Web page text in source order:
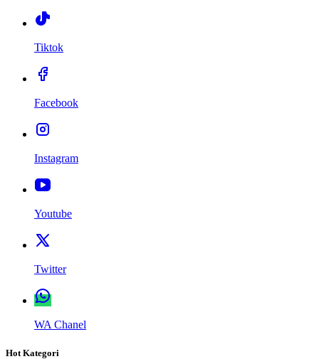
Tiktok
Facebook
Instagram
Youtube
Twitter
WA Chanel
Hot Kategori